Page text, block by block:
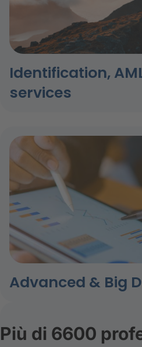
Identification,
services
Advanced & Big
Più di 6600